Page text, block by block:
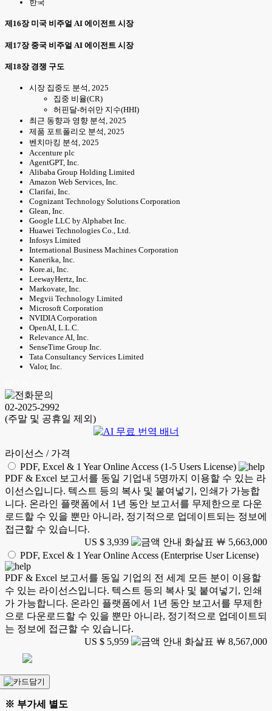
한국
제16장 미국 비주얼 AI 에이전트 시장
제17장 중국 비주얼 AI 에이전트 시장
제18장 경쟁 구도
시장 집중도 분석, 2025
집중 비율(CR)
허핀달-허쉬만 지수(HHI)
최근 동향과 영향 분석, 2025
제품 포트폴리오 분석, 2025
벤치마킹 분석, 2025
Accenture plc
AgentGPT, Inc.
Alibaba Group Holding Limited
Amazon Web Services, Inc.
Clarifai, Inc.
Cognizant Technology Solutions Corporation
Glean, Inc.
Google LLC by Alphabet Inc.
Huawei Technologies Co., Ltd.
Infosys Limited
International Business Machines Corporation
Kanerika, Inc.
Kore.ai, Inc.
LeewayHertz, Inc.
Markovate, Inc.
Megvii Technology Limited
Microsoft Corporation
NVIDIA Corporation
OpenAI, L.L.C.
Relevance AI, Inc.
SenseTime Group Inc.
Tata Consultancy Services Limited
Valor, Inc.
02-2025-2992
(주말 및 공휴일 제외)
라이선스 / 가격
PDF, Excel & 1 Year Online Access (1-5 Users License)
PDF & Excel 보고서를 동일 기업내 5명까지 이용할 수 있는 라
이선스입니다. 텍스트 등의 복사 및 붙여넣기, 인쇄가 가능합
니다. 온라인 플랫폼에서 1년 동안 보고서를 무제한으로 다운
로드할 수 있을 뿐만 아니라, 정기적으로 업데이트되는 정보에
접근할 수 있습니다.
US $ 3,939
￦ 5,663,000
PDF, Excel & 1 Year Online Access (Enterprise User License)
PDF & Excel 보고서를 동일 기업의 전 세계 모든 분이 이용할
수 있는 라이선스입니다. 텍스트 등의 복사 및 붙여넣기, 인쇄
가 가능합니다. 온라인 플랫폼에서 1년 동안 보고서를 무제한
으로 다운로드할 수 있을 뿐만 아니라, 정기적으로 업데이트되
는 정보에 접근할 수 있습니다.
US $ 5,959
￦ 8,567,000
※ 부가세 별도